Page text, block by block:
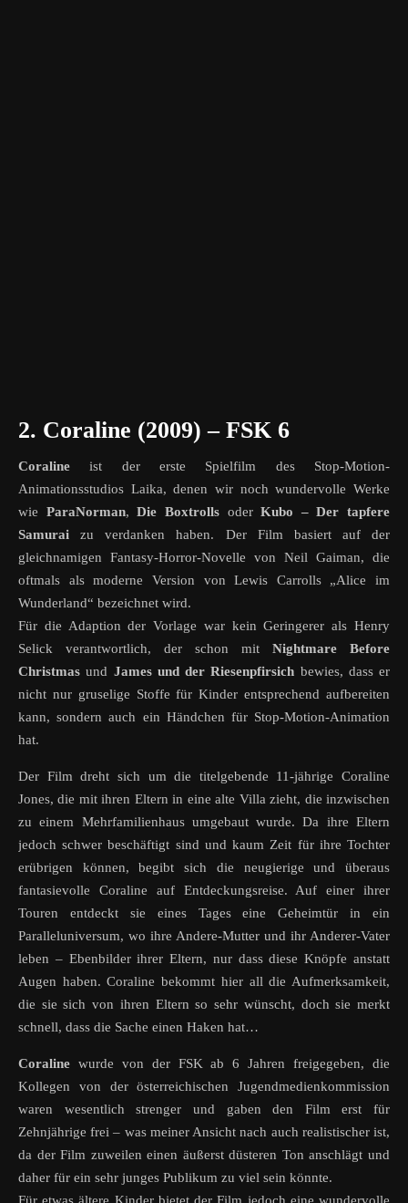
2. Coraline (2009) – FSK 6
Coraline ist der erste Spielfilm des Stop-Motion-
Animationsstudios Laika, denen wir noch wundervolle Werke
wie ParaNorman,Die BoxtrollsoderKubo – Der tapfere
Samurai zu verdanken haben. Der Film basiert auf der
gleichnamigen Fantasy-Horror-Novelle von Neil Gaiman, die
oftmals als moderne Version von Lewis Carrolls „Alice im
Wunderland“ bezeichnet wird.
Für die Adaption der Vorlage war kein Geringerer als Henry
Selick verantwortlich, der schon mit Nightmare Before
Christmas und James und der Riesenpfirsich bewies, dass er
nicht nur gruselige Stoffe für Kinder entsprechend aufbereiten
kann, sondern auch ein Händchen für Stop-Motion-Animation
hat.
Der Film dreht sich um die titelgebende 11-jährige Coraline
Jones, die mit ihren Eltern in eine alte Villa zieht, die inzwischen
zu einem Mehrfamilienhaus umgebaut wurde. Da ihre Eltern
jedoch schwer beschäftigt sind und kaum Zeit für ihre Tochter
erübrigen können, begibt sich die neugierige und überaus
fantasievolle Coraline auf Entdeckungsreise. Auf einer ihrer
Touren entdeckt sie eines Tages eine Geheimtür in ein
Paralleluniversum, wo ihre Andere-Mutter und ihr Anderer-Vater
leben – Ebenbilder ihrer Eltern, nur dass diese Knöpfe anstatt
Augen haben. Coraline bekommt hier all die Aufmerksamkeit,
die sie sich von ihren Eltern so sehr wünscht, doch sie merkt
schnell, dass die Sache einen Haken hat…
Coraline wurde von der FSK ab 6 Jahren freigegeben, die
Kollegen von der österreichischen Jugendmedienkommission
waren wesentlich strenger und gaben den Film erst für
Zehnjährige frei – was meiner Ansicht nach auch realistischer ist,
da der Film zuweilen einen äußerst düsteren Ton anschlägt und
daher für ein sehr junges Publikum zu viel sein könnte.